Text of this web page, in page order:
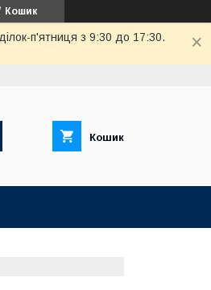
Кошик
п'ятниця з 9:30 до 17:30.
Кошик